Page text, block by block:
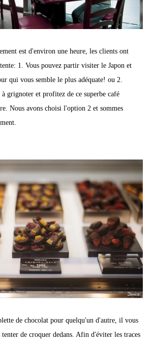
est d'environ une heure, les clients ont
1. Vous pouvez partir visiter le Japon et
qui vous semble le plus adéquate! ou 2.
grignoter et profitez de ce superbe café
Nous avons choisi l'option 2 et sommes
de chocolat pour quelqu'un d'autre, il vous
de croquer dedans. Afin d'éviter les traces